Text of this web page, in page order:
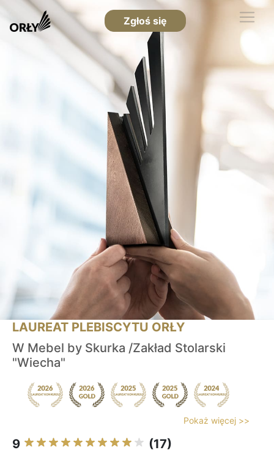
Zgłoś się
LAUREAT PLEBISCYTU ORŁY
W Mebel by Skurka /Zakład Stolarski
"Wiecha"
Pokaż więcej >>
9 (17)